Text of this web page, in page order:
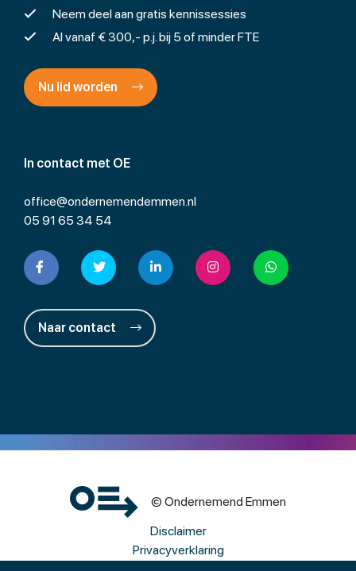
In contact met OE
office@ondernemendemmen.nl
05 91 65 34 54
Naar contact
Neem deel aan gratis kennissessies
Al vanaf € 300,- p.j. bij 5 of minder FTE
Nu lid worden
© Ondernemend Emmen
Disclaimer
Privacyverklaring